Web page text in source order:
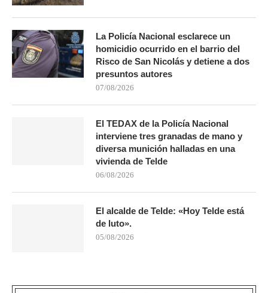
La Policía Nacional esclarece un
homicidio ocurrido en el barrio del
Risco de San Nicolás y detiene a dos
presuntos autores
07/08/2026
El TEDAX de la Policía Nacional
interviene tres granadas de mano y
diversa munición halladas en una
vivienda de Telde
06/08/2026
El alcalde de Telde: «Hoy Telde está
de luto».
05/08/2026